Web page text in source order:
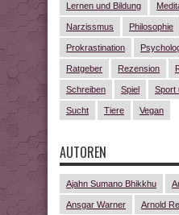
Lernen und Bildung
Narzissmus Philosophie
Prokrastination
Ratgeber Rezension
Schreiben Spiel Sport
Sucht Tiere Vegan
AUTOREN
Ajahn Sumano Bhikkhu
Ansgar Warner Arnold